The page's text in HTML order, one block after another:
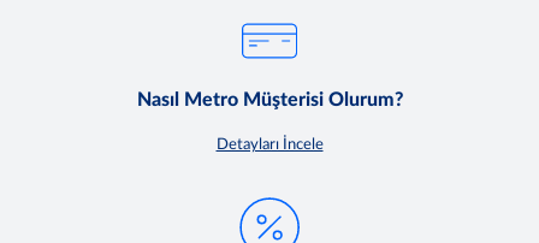
Nasıl Metro Müşterisi Olurum?
Detayları İncele